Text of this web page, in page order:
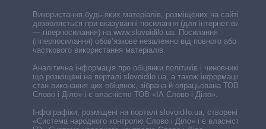
Використання будь-яких матеріалів, розміщених на сайті,
дозволяється при вказуванні посилання (для інтернет-видань
— гіперпосилання) на www.slovoidilo.ua. Посилання
(гіперпосилання) обов’язкове незалежно від повного або
часткового використання матеріалів.
Аналітична інформація про обіцянки політиків і чиновників,
що розміщені на порталі slovoidilo.ua, а також інформація про
стан виконання цих обіцянок, зібрана й опрацьована ТОВ «ІА
Слово і Діло» і є власністю ТОВ «ІА Слово і Діло».
Інфографіки, розміщені на порталі slovoidilo.ua, створені ГО
«Система народного контролю Слово і Діло» і є власністю